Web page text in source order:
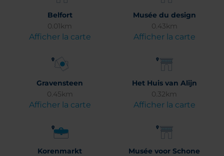
Belfort
0.01km
Afficher la carte
Musée du design
0.43km
Afficher la carte
Gravensteen
0.45km
Afficher la carte
Het Huis van Alijn
0.32km
Afficher la carte
Korenmarkt
Musée voor Schone